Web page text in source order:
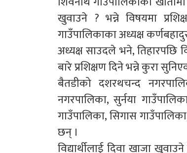
खुवाउने ? भन्ने विषयमा
गाउँपालिकाका अध्यक्ष
अध्यक्ष साउदले भने, तिहारपछि
बारे प्रशिक्षण दिने भन्ने कुरा
बैतडीको दशरथचन्द
नगरपालिका, सुर्नया
गाउँपालिका, सिगास
छन् ।
विद्यार्थीलाई दिवा खाजा